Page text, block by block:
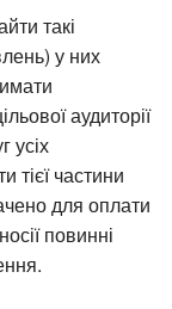
такі
у них
аудиторії
усіх
тієї частини
для оплати
повинні